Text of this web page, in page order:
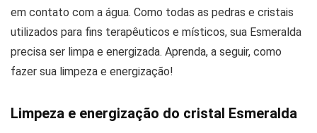
em contato com a água. Como todas as pedras e cristais
utilizados para fins terapêuticos e místicos, sua Esmeralda
precisa ser limpa e energizada. Aprenda, a seguir, como
fazer sua limpeza e energização!
Limpeza e energização do cristal Esmeralda